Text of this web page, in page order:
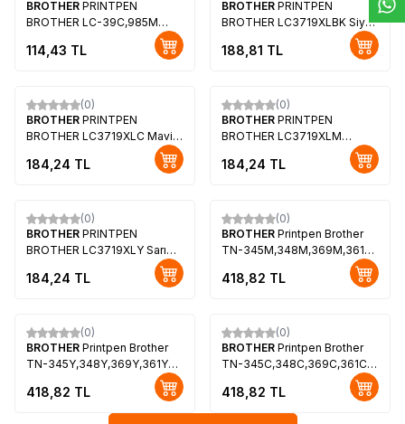
BROTHER PRINTPEN
BROTHER LC-39C,985M
Yüksek Kapasite (19,0 ml.)
114,43 TL
BROTHER PRINTPEN
BROTHER LC3719XLBK Siyah
Mürekkep Kartuş Yüksek
Kapasite
188,81 TL
(0)
BROTHER PRINTPEN
BROTHER LC3719XLC Mavi
Mürekkep Kartuş Yüksek
Kapasite
184,24 TL
(0)
BROTHER PRINTPEN
BROTHER LC3719XLM
Yüksek Kapasite
184,24 TL
(0)
BROTHER PRINTPEN
BROTHER LC3719XLY Sarı
Mürekkep Kartuş Yüksek
Kapasite
184,24 TL
(0)
BROTHER Printpen Brother
TN-345M,348M,369M,361M
418,82 TL
(0)
BROTHER Printpen Brother
TN-345Y,348Y,369Y,361Y
418,82 TL
(0)
BROTHER Printpen Brother
TN-345C,348C,369C,361C
418,82 TL